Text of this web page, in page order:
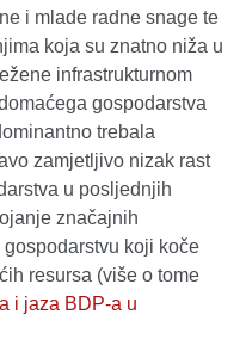
i mlade radne snage te
koja su znatno niža u
infrastrukturnom
gospodarstva
trebala
zamjetljivo nizak rast
u posljednjih
značajnih
koji koče
resursa (više o tome
i jaza BDP-a u